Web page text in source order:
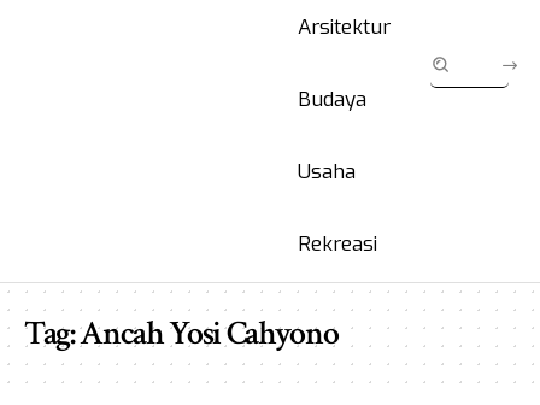
Arsitektur
Budaya
Usaha
Rekreasi
Tag:Ancah Yosi Cahyono